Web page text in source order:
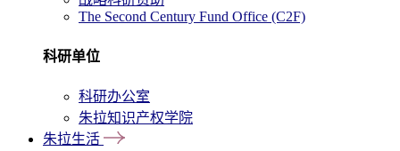
The Second Century Fund Office (C2F)
科研单位
科研办公室
朱拉知识产权学院
朱拉生活